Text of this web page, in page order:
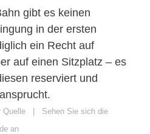
gibt es keinen
in der ersten
ein Recht auf
auf einen Sitzplatz – es
reserviert und
Quelle | Sehen Sie sich die
an